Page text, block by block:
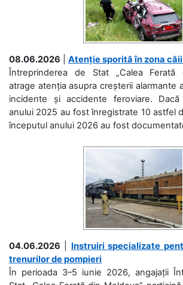
08.06.2026
Atenție sporită în zona
Întreprinderea de Stat „Calea Ferată
atrage atenția asupra creșterii alarmante
incidente și accidente feroviare.
anului 2025 au fost înregistrate 10 astfel
începutul anului 2026 au fost
04.06.2026
Instruiri specializate
trenurilor de pompieri
În perioada 3–5 iunie 2026, angajații